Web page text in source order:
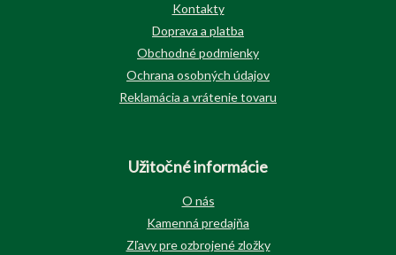
Kontakty
Doprava a platba
Obchodné podmienky
Ochrana osobných údajov
Reklamácia a vrátenie tovaru
Užitočné informácie
O nás
Kamenná predajňa
Zľavy pre ozbrojené zložky